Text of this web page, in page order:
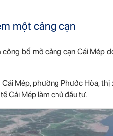
một cảng cạn
bố mở cảng cạn Cái Mép
Mép, phường Phước Hòa, thị
Cái Mép làm chủ đầu tư.